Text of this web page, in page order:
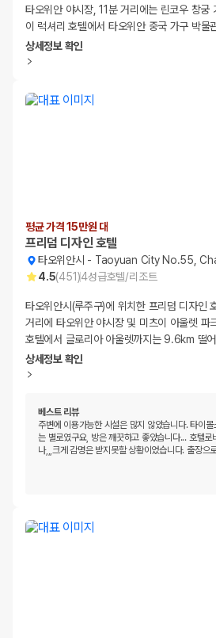
타오위안 야시장, 11분 거리에는 린코우 창궁
이 럭셔리 호텔에서 타오위안 중국 가구 박
상세정보 확인
평균 가격 15만원 대
프리덤 디자인 호텔
타오위안시 - Taoyuan City No.55,
4.5(451)4성급호텔/리조트
타오위안시(루주구)에 위치한 프리덤 디자인
거리에 타오위안 야시장 및 미츠이 아울렛 파
호텔에서 글로리아 아울렛까지는 9.6km 떨
상세정보 확인
베스트 리뷰
주변에 이용가능한 시설은 많지 않았습니다. 타이
는 별로였구요, 방은 깨끗하고 좋았습니다... 호텔로
나,,,크게 감명은 받지못할 상황이었습니다. 출장으